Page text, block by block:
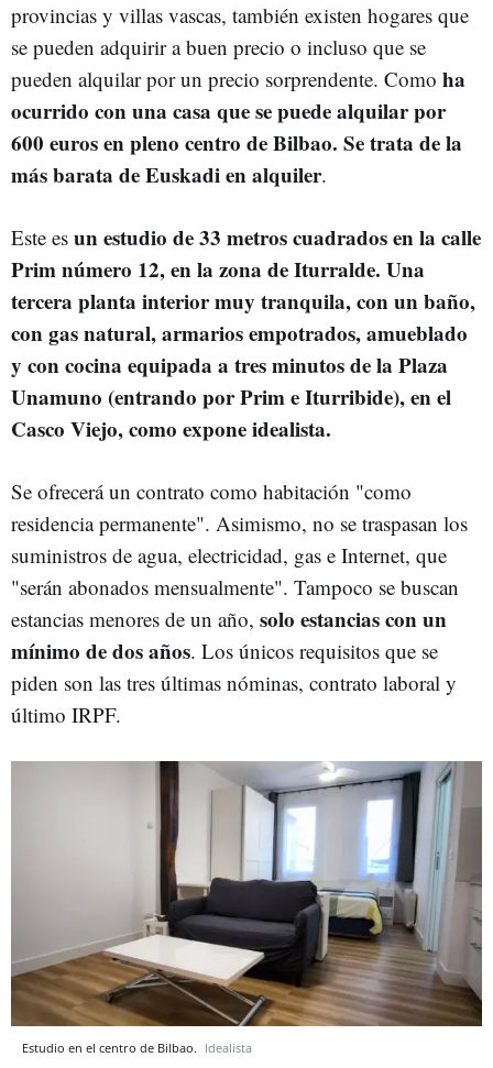
provincias y villas vascas, también existen hogares que
se pueden adquirir a buen precio o incluso que se
pueden alquilar por un precio sorprendente. Como ha
ocurrido con una casa que se puede alquilar por
600 euros en pleno centro de Bilbao. Se trata de la
más barata de Euskadi en alquiler.
Este es un estudio de 33 metros cuadrados en la calle
Prim número 12, en la zona de Iturralde. Una
tercera planta interior muy tranquila, con un baño,
con gas natural, armarios empotrados, amueblado
y con cocina equipada a tres minutos de la Plaza
Unamuno (entrando por Prim e Iturribide), en el
Casco Viejo, como expone idealista.
Se ofrecerá un contrato como habitación "como
residencia permanente". Asimismo, no se traspasan los
suministros de agua, electricidad, gas e Internet, que
"serán abonados mensualmente". Tampoco se buscan
estancias menores de un año, solo estancias con un
mínimo de dos años. Los únicos requisitos que se
piden son las tres últimas nóminas, contrato laboral y
último IRPF.
Estudio en el centro de Bilbao. Idealista